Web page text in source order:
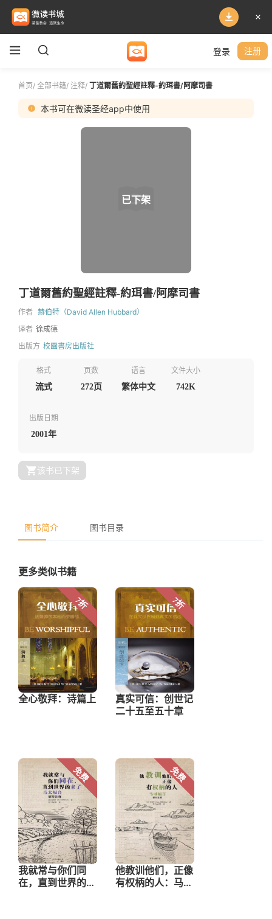
登录 注册
首页/ 全部书籍/ 注释/ 丁道爾舊約聖經註釋-約珥書/阿摩司書
本书可在微读圣经app中使用
已下架
丁道爾舊約聖經註釋-約珥書/阿摩司書
作者 赫伯特（David Allen Hubbard）
译者 徐成德
出版方 校園書房出版社
格式
流式
页数
272页
语言
繁体中文
文件大小
742K
出版日期
2001年
该书已下架
图书简介 图书目录
更多类似书籍